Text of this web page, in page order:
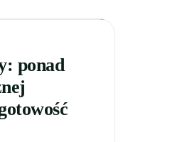
rozświetlonymi oknami
ponad